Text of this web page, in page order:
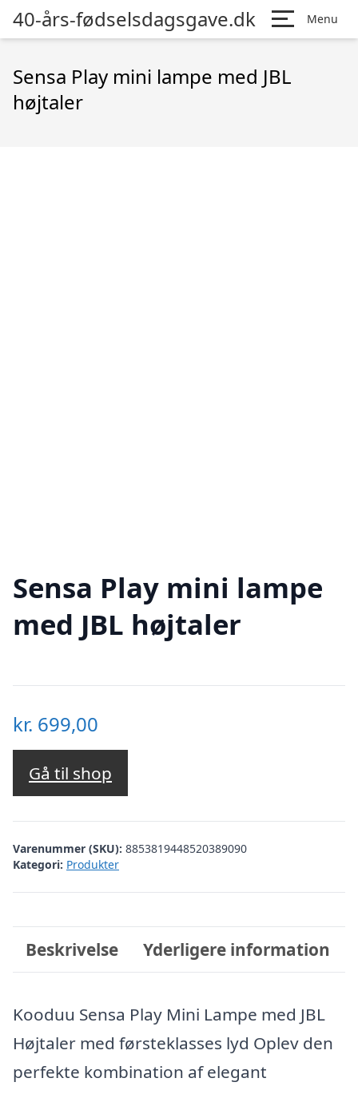
40-års-fødselsdagsgave.dk Menu
Sensa Play mini lampe med JBL
højtaler
Sensa Play mini lampe
med JBL højtaler
kr. 699,00
Gå til shop
Varenummer (SKU): 8853819448520389090
Kategori: Produkter
Beskrivelse Yderligere information
Kooduu Sensa Play Mini Lampe med JBL
Højtaler med førsteklasses lyd Oplev den
perfekte kombination af elegant